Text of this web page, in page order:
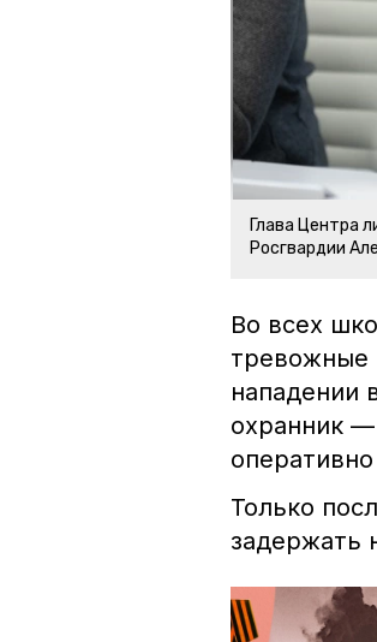
Глава Центра
Росгвардии
Во всех
тревожные
нападении
охранник —
Только
задержать